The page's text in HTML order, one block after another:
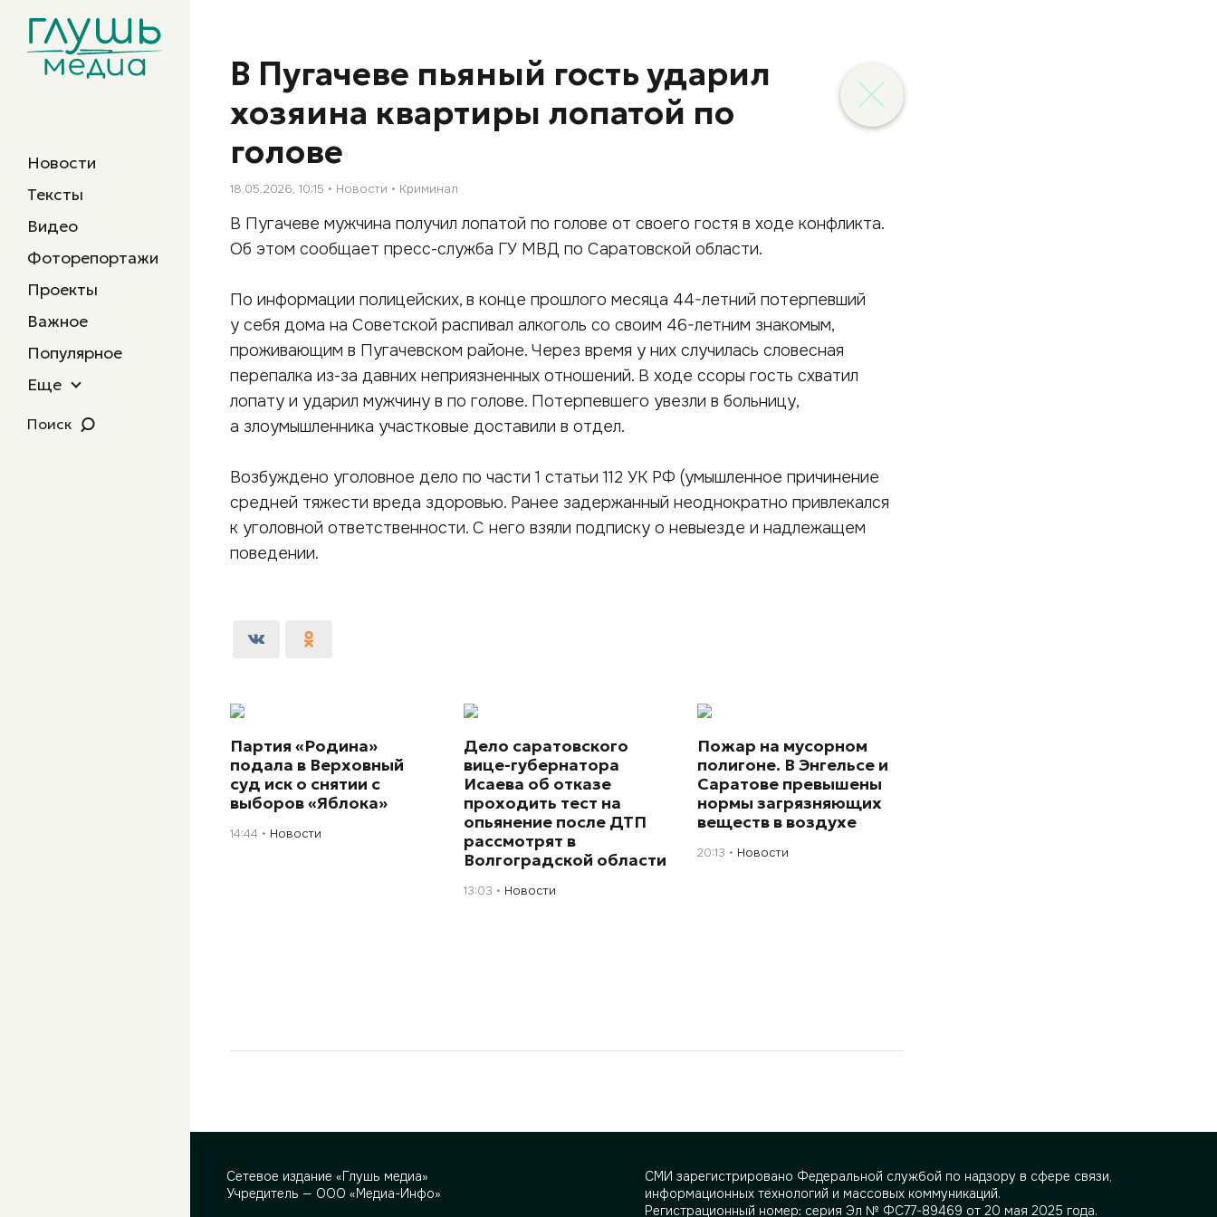
Новости
Тексты
Видео
Фоторепортажи
Проекты
Важное
Популярное
Еще
Поиск
В Пугачеве пьяный гость ударил
хозяина квартиры лопатой по
голове
18.05.2026, 10:15 Новости Криминал
В Пугачеве мужчина получил лопатой по голове от своего гостя в ходе конфликта.
Об этом сообщает пресс-служба ГУ МВД по Саратовской области.
По информации полицейских, в конце прошлого месяца 44-летний потерпевший
у себя дома на Советской распивал алкоголь со своим 46-летним знакомым,
проживающим в Пугачевском районе. Через время у них случилась словесная
перепалка из-за давних неприязненных отношений. В ходе ссоры гость схватил
лопату и ударил мужчину в по голове. Потерпевшего увезли в больницу,
а злоумышленника участковые доставили в отдел.
Возбуждено уголовное дело по части 1 статьи 112 УК РФ (умышленное причинение
средней тяжести вреда здоровью. Ранее задержанный неоднократно привлекался
к уголовной ответственности. С него взяли подписку о невыезде и надлежащем
поведении.
Партия «Родина»
подала в Верховный
суд иск о снятии с
выборов «Яблока»
14:44 Новости
Дело саратовского
вице-губернатора
Исаева об отказе
проходить тест на
опьянение после ДТП
рассмотрят в
Волгоградской области
13:03 Новости
Пожар на мусорном
полигоне. В Энгельсе и
Саратове превышены
нормы загрязняющих
веществ в воздухе
20:13 Новости
Сетевое издание «Глушь медиа»
Учредитель — ООО «Медиа-Инфо»
СМИ зарегистрировано Федеральной службой по надзору в сфере связи,
информационных технологий и массовых коммуникаций.
Регистрационный номер: серия Эл № ФС77-89469 от 20 мая 2025 года.